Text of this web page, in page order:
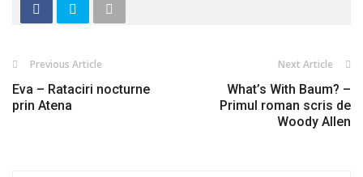
Previous Article
Eva – Rataciri nocturne
prin Atena
Next Article
What’s With Baum? –
Primul roman scris de
Woody Allen